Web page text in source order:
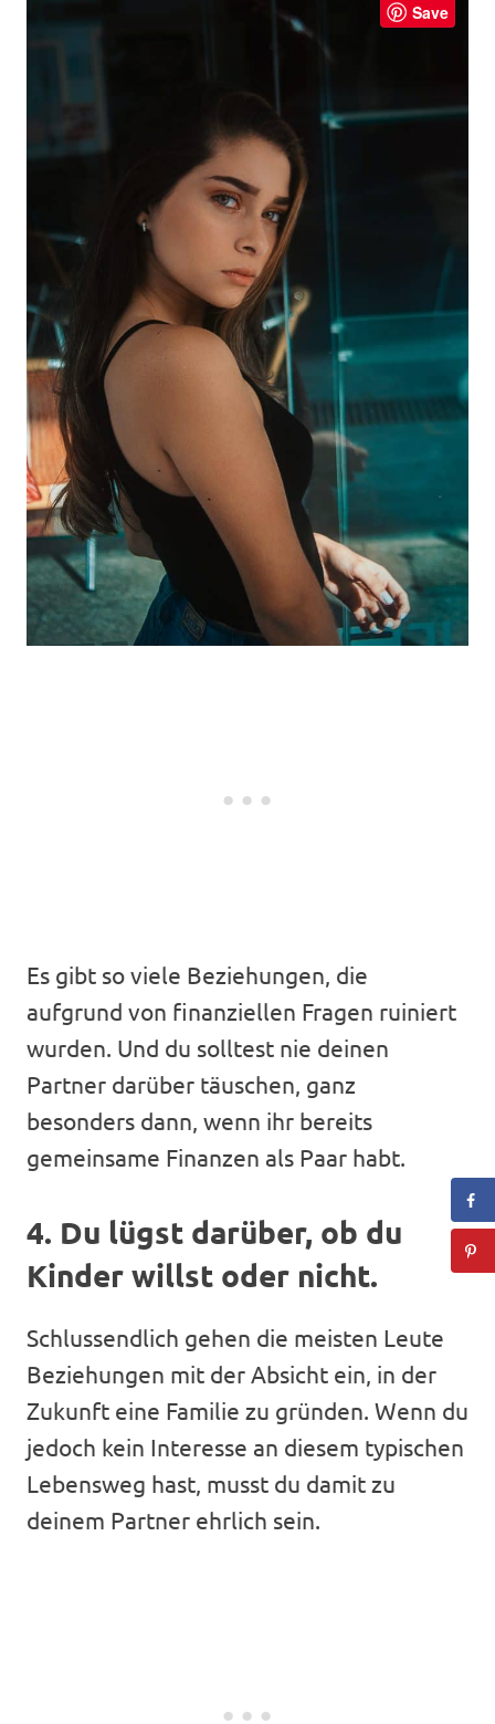
Save
Es gibt so viele Beziehungen, die
aufgrund von finanziellen Fragen ruiniert
wurden. Und du solltest nie deinen
Partner darüber täuschen, ganz
besonders dann, wenn ihr bereits
gemeinsame Finanzen als Paar habt.
4. Du lügst darüber, ob du
Kinder willst oder nicht.
Schlussendlich gehen die meisten Leute
Beziehungen mit der Absicht ein, in der
Zukunft eine Familie zu gründen. Wenn du
jedoch kein Interesse an diesem typischen
Lebensweg hast, musst du damit zu
deinem Partner ehrlich sein.